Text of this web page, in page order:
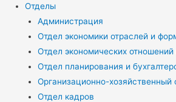
Отделы
Администрация
Отдел экономики отраслей и
Отдел экономических
Отдел планирования и
Организационно-хозяйственный
Отдел кадров